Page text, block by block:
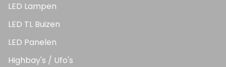
LED Lampen
LED TL Buizen
LED Panelen
Highbay's / Ufo's